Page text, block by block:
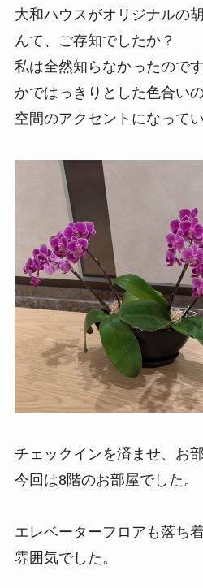
大和ハウスがオリジナルの
んて、ご存知でしたか？
私は全然知らなかったので
かではっきりとした色合い
空間のアクセントになって
チェックインを済ませ、お
今回は8階のお部屋でした。
エレベーターフロアも落ち
雰囲気でした。